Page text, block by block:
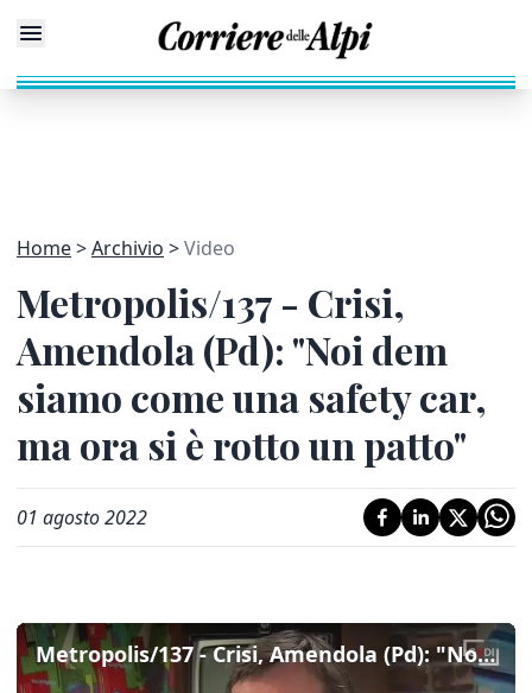
Home Archivio Video
Metropolis/137 - Crisi,
Amendola (Pd): "Noi dem
siamo come una safety car,
ma ora si è rotto un patto"
01 agosto 2022
Metropolis/137 - Crisi, Amendola (Pd): "Noi dem siamo come una safety car, ma ora si è rotto un patto"